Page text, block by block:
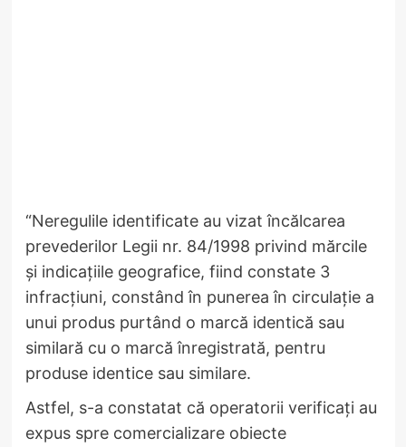
“Neregulile identificate au vizat încălcarea
prevederilor Legii nr. 84/1998 privind mărcile
și indicațiile geografice, fiind constate 3
infracțiuni, constând în punerea în circulație a
unui produs purtând o marcă identică sau
similară cu o marcă înregistrată, pentru
produse identice sau similare.
Astfel, s-a constatat că operatorii verificați au
expus spre comercializare obiecte